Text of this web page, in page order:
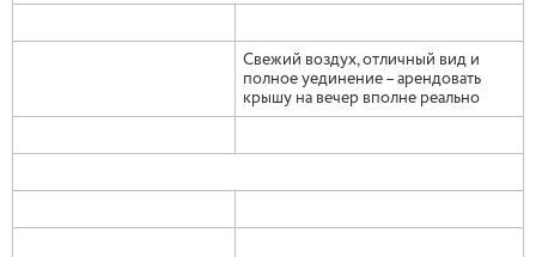
Свежий воздух, отличный вид и
полное уединение – арендовать
крышу на вечер вполне реально